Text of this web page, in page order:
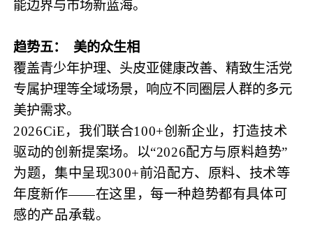
能边界与市场新蓝海。
趋势五： 美的众生相
覆盖青少年护理、头皮亚健康改善、精致生活党
专属护理等全域场景，响应不同圈层人群的多元
美护需求。
2026CiE，我们联合100+创新企业，打造技术
驱动的创新提案场。以“2026配方与原料趋势”
为题，集中呈现300+前沿配方、原料、技术等
年度新作——在这里，每一种趋势都有具体可
感的产品承载。